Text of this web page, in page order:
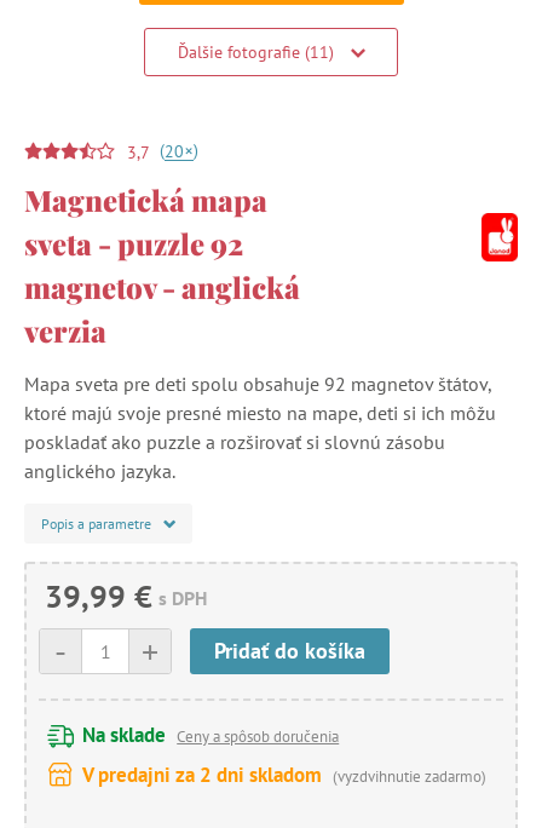
Ďalšie fotografie (11)
3,7 (20+)
Magnetická mapa
sveta - puzzle 92
magnetov - anglická
verzia
Mapa sveta pre deti spolu obsahuje 92 magnetov štátov,
ktoré majú svoje presné miesto na mape, deti si ich môžu
poskladať ako puzzle a rozširovať si slovnú zásobu
anglického jazyka.
Popis a parametre
39,99 € s DPH
+
- Pridať do košíka
Na sklade Ceny a spôsob doručenia
V predajni za 2 dni skladom (vyzdvihnutie zadarmo)